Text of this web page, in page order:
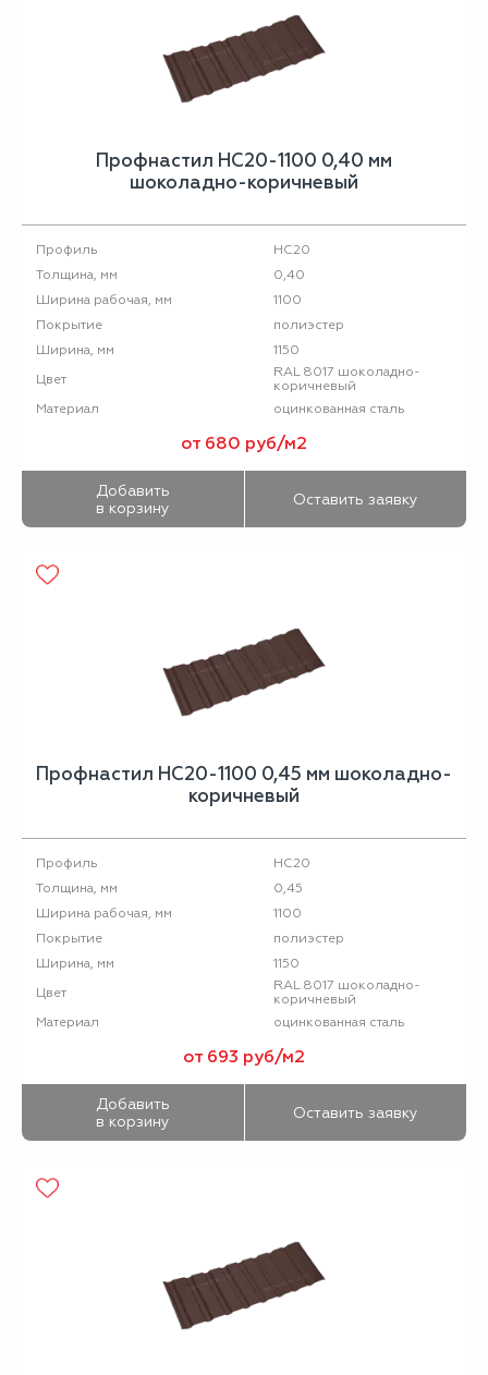
Профнастил НС20-1100 0,40 мм
шоколадно-коричневый
Профиль
НС20
Толщина, мм
0,40
Ширина рабочая, мм
1100
Покрытие
полиэстер
Ширина, мм
1150
Цвет
RAL 8017 шоколадно-
коричневый
Материал
оцинкованная сталь
от 680 руб/м2
Добавить
в корзину
Оставить заявку
Профнастил НС20-1100 0,45 мм шоколадно-
коричневый
Профиль
НС20
Толщина, мм
0,45
Ширина рабочая, мм
1100
Покрытие
полиэстер
Ширина, мм
1150
Цвет
RAL 8017 шоколадно-
коричневый
Материал
оцинкованная сталь
от 693 руб/м2
Добавить
в корзину
Оставить заявку